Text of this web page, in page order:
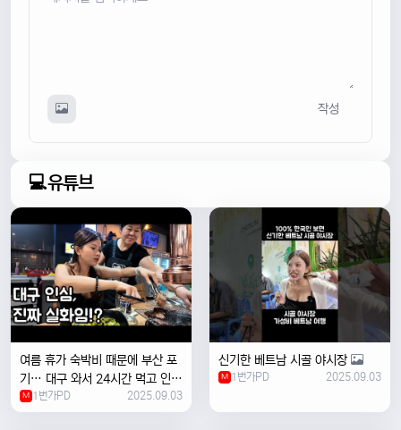
작성
💻유튜브
여름 휴가 숙박비 때문에 부산 포
기… 대구 와서 24시간 먹고 인생
위로받았습니다
M 1번가PD 2025.09.03
신기한 베트남 시골 야시장
M 1번가PD 2025.09.03